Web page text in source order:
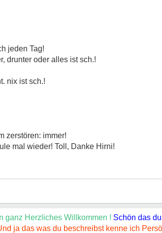
jeden Tag!
drunter oder alles ist sch.!
nix ist sch.!
zerstören: immer!
mal wieder! Toll, Danke Hirni!
ganz Herzliches Willkommen ! Schön das
ja das was du beschreibst kenne ich